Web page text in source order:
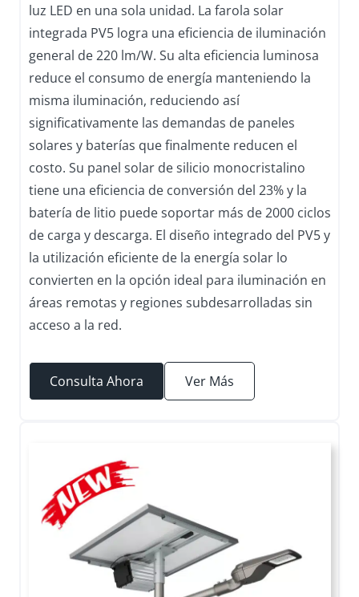
luz LED en una sola unidad. La farola solar
integrada PV5 logra una eficiencia de iluminación
general de 220 lm/W. Su alta eficiencia luminosa
reduce el consumo de energía manteniendo la
misma iluminación, reduciendo así
significativamente las demandas de paneles
solares y baterías que finalmente reducen el
costo. Su panel solar de silicio monocristalino
tiene una eficiencia de conversión del 23% y la
batería de litio puede soportar más de 2000 ciclos
de carga y descarga. El diseño integrado del PV5 y
la utilización eficiente de la energía solar lo
convierten en la opción ideal para iluminación en
áreas remotas y regiones subdesarrolladas sin
acceso a la red.
Consulta Ahora Ver Más